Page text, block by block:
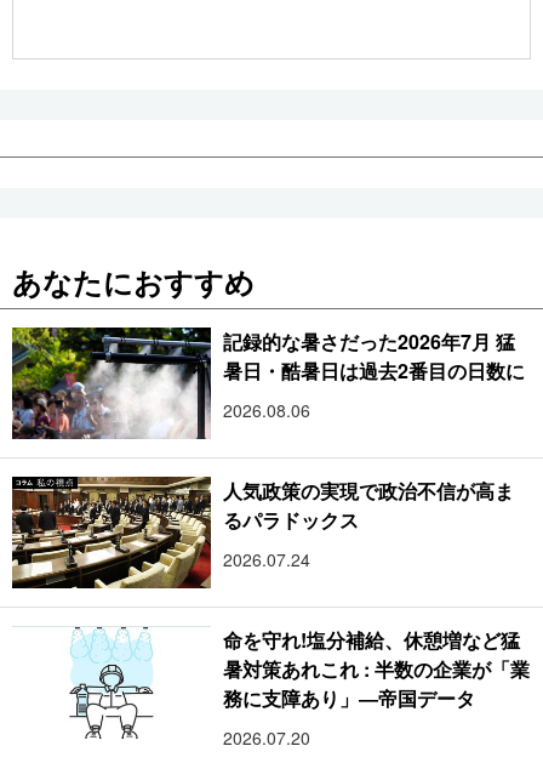
あなたにおすすめ
記録的な暑さだった2026年7月 猛
暑日・酷暑日は過去2番目の日数に
2026.08.06
人気政策の実現で政治不信が高ま
るパラドックス
2026.07.24
命を守れ!塩分補給、休憩増など猛
暑対策あれこれ : 半数の企業が「業
務に支障あり」―帝国データ
2026.07.20